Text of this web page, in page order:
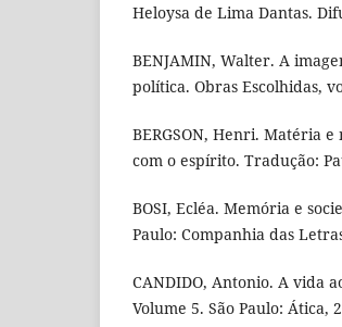
Heloysa de Lima Dantas.
BENJAMIN, Walter. A
política. Obras Escolhidas,
BERGSON, Henri. Matéria
com o espírito. Tradução:
BOSI, Ecléa. Memória e
Paulo: Companhia das
CANDIDO, Antonio. A vida
Volume 5. São Paulo: Ática,